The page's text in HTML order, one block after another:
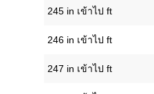
245 in เข้าไป ft
246 in เข้าไป ft
247 in เข้าไป ft